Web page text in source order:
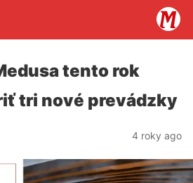
tento rok
tri nové prevádzky
4 roky ago